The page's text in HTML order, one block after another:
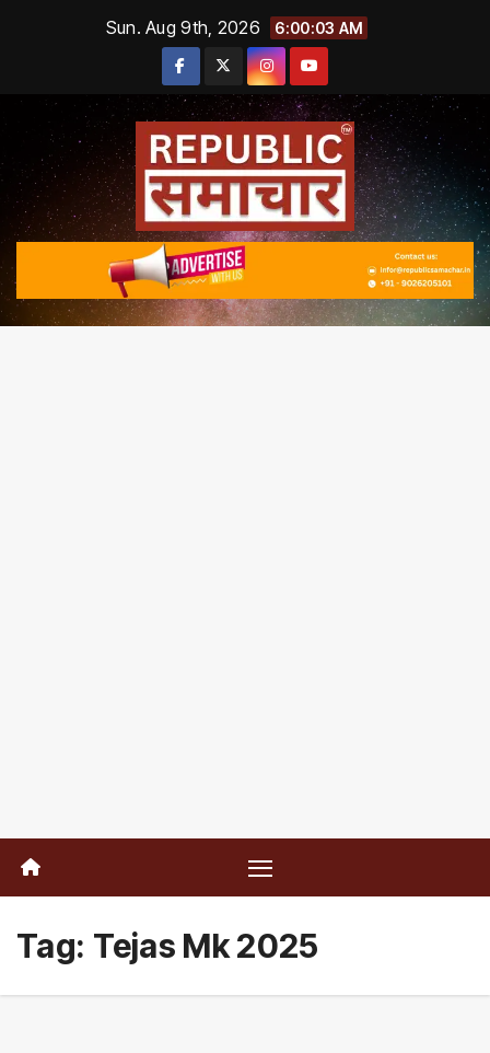
Sun. Aug 9th, 2026 6:00:03 AM
Tag: Tejas Mk 2025